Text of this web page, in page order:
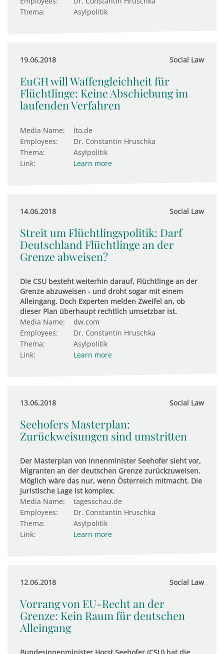
Thema:
Asylpolitik
19.06.2018 Social Law
EuGH will Waffengleichheit für
Flüchtlinge: Keine Abschie­bung im
lau­fenden Ver­fahren
Media Name:
lto.de
Employees:
Dr. Constantin Hruschka
Thema:
Asylpolitik
Link:
Learn more
14.06.2018 Social Law
Streit um Flüchtlingspolitik: Darf
Deutschland Flüchtlinge an der
Grenze abweisen?
Die CSU besteht weiterhin darauf, Flüchtlinge an der
Grenze abzuweisen - und droht sogar mit einem
Alleingang. Doch Experten melden Zweifel an, ob
dieser Plan überhaupt rechtlich umsetzbar ist.
Media Name:
dw.com
Employees:
Dr. Constantin Hruschka
Thema:
Asylpolitik
Link:
Learn more
13.06.2018 Social Law
Seehofers Masterplan:
Zurückweisungen sind umstritten
Der Masterplan von Innenminister Seehofer sieht vor,
Migranten an der deutschen Grenze zurückzuweisen.
Möglich wäre das nur, wenn Österreich mitmacht. Die
juristische Lage ist komplex.
Media Name:
tagesschau.de
Employees:
Dr. Constantin Hruschka
Thema:
Asylpolitik
Link:
Learn more
12.06.2018 Social Law
Vorrang von EU-Recht an der
Grenze: Kein Raum für deutschen
Alleingang